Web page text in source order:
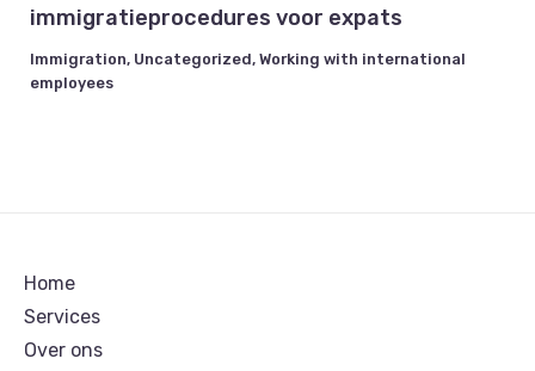
immigratieprocedures voor expats
Immigration, Uncategorized,Working with international
employees
Home
Services
Over ons